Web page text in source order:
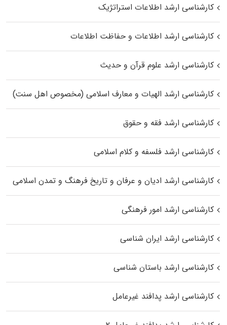
کارشناسی ارشد اطلاعات استراتژیک
کارشناسی ارشد اطلاعات و حفاظت اطلاعات
کارشناسی ارشد علوم قرآن و حدیث
کارشناسی ارشد الهیات و معارف اسلامی (مخصوص اهل سنت)
کارشناسی ارشد فقه و حقوق
کارشناسی ارشد فلسفه و کلام اسلامی
کارشناسی ارشد ادیان و عرفان و تاریخ فرهنگ و تمدن اسلامی
کارشناسی ارشد امور فرهنگی
کارشناسی ارشد ایران شناسی
کارشناسی ارشد باستان شناسی
کارشناسی ارشد پدافند غیرعامل